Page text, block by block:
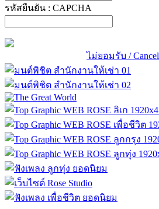
รหัสยืนยัน : CAPCHA
ไม่ยอมรับ / Cancel